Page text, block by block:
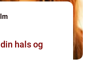
hals og